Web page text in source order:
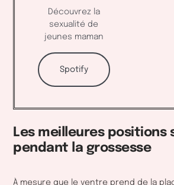
Découvrez la
sexualité de
jeunes maman
Spotify
Les meilleures positions
pendant la grossesse
À mesure que le ventre prend de la